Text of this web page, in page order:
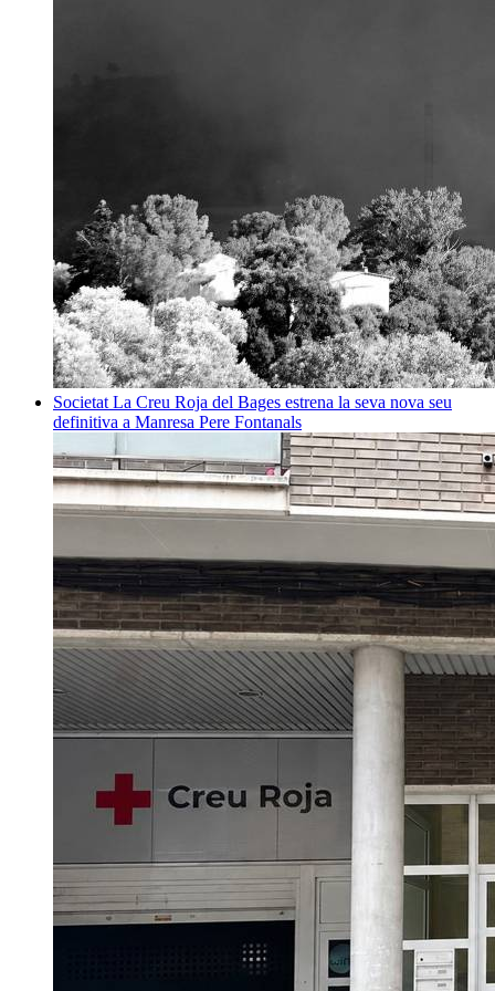
Societat La Creu Roja del Bages estrena la seva nova seu
definitiva a Manresa Pere Fontanals